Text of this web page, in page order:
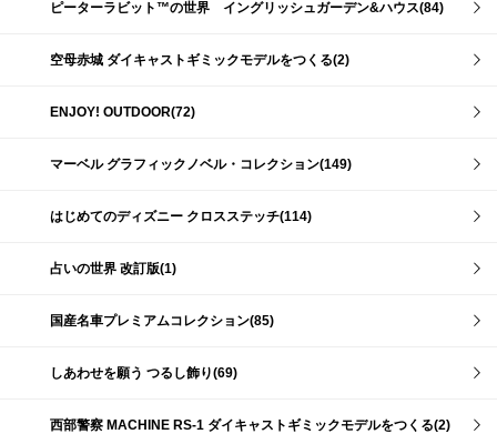
ピーターラビット™の世界 イングリッシュガーデン&ハウス(84)
空母赤城 ダイキャストギミックモデルをつくる(2)
ENJOY! OUTDOOR(72)
マーベル グラフィックノベル・コレクション(149)
はじめてのディズニー クロスステッチ(114)
占いの世界 改訂版(1)
国産名車プレミアムコレクション(85)
しあわせを願う つるし飾り(69)
西部警察 MACHINE RS-1 ダイキャストギミックモデルをつくる(2)